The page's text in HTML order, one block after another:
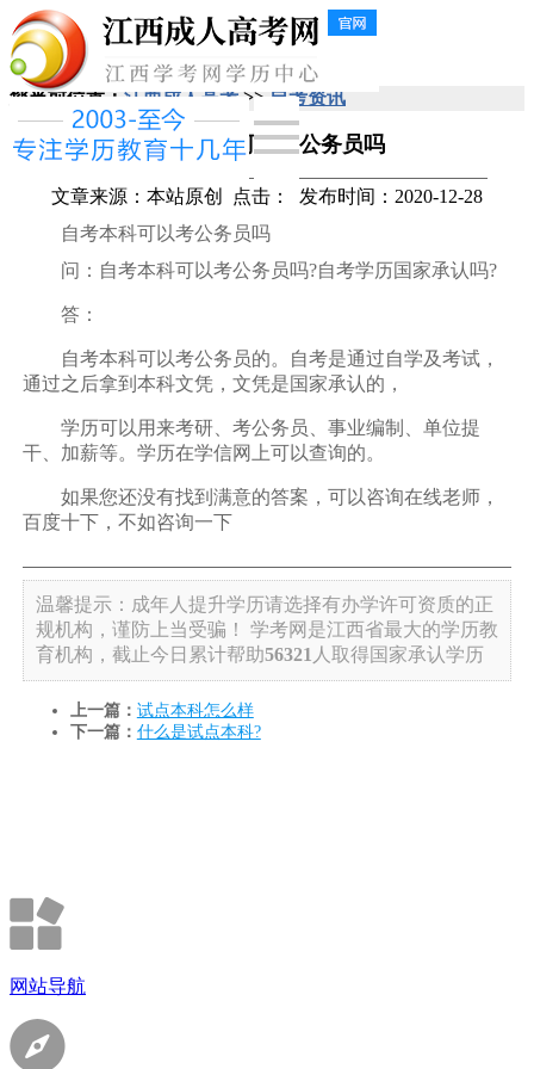
您当前位置： 江西成人高考>> 自考资讯
自考本科可以考公务员吗
文章来源：本站原创 点击：
发布时间：2020-12-28
自考本科可以考公务员吗
问：自考本科可以考公务员吗?自考学历国家承认吗?
答：
自考本科可以考公务员的。自考是通过自学及考试，
通过之后拿到本科文凭，文凭是国家承认的，
学历可以用来考研、考公务员、事业编制、单位提
干、加薪等。学历在学信网上可以查询的。
如果您还没有找到满意的答案，可以咨询在线老师，
百度十下，不如咨询一下
温馨提示：成年人提升学历请选择有办学许可资质的正
规机构，谨防上当受骗！
学考网是江西省最大的学历教
育机构，截止今日累计帮助56321 人取得国家承认学历
上一篇： 试点本科怎么样
下一篇： 什么是试点本科?
网站导航